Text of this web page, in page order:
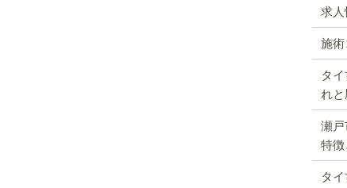
求人
施術
タ
れと
瀬戸
特徴
タ